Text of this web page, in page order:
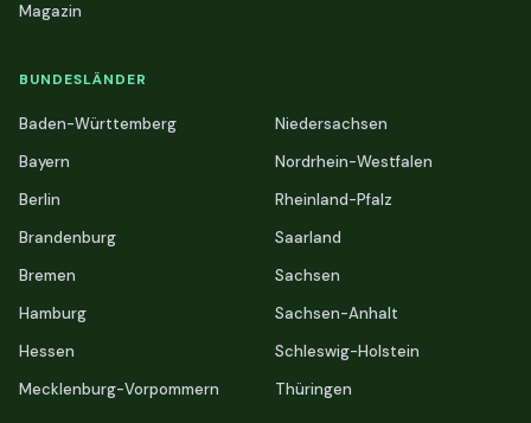
Magazin
BUNDESLÄNDER
Baden-Württemberg
Bayern
Berlin
Brandenburg
Bremen
Hamburg
Hessen
Mecklenburg-Vorpommern
Niedersachsen
Nordrhein-Westfalen
Rheinland-Pfalz
Saarland
Sachsen
Sachsen-Anhalt
Schleswig-Holstein
Thüringen